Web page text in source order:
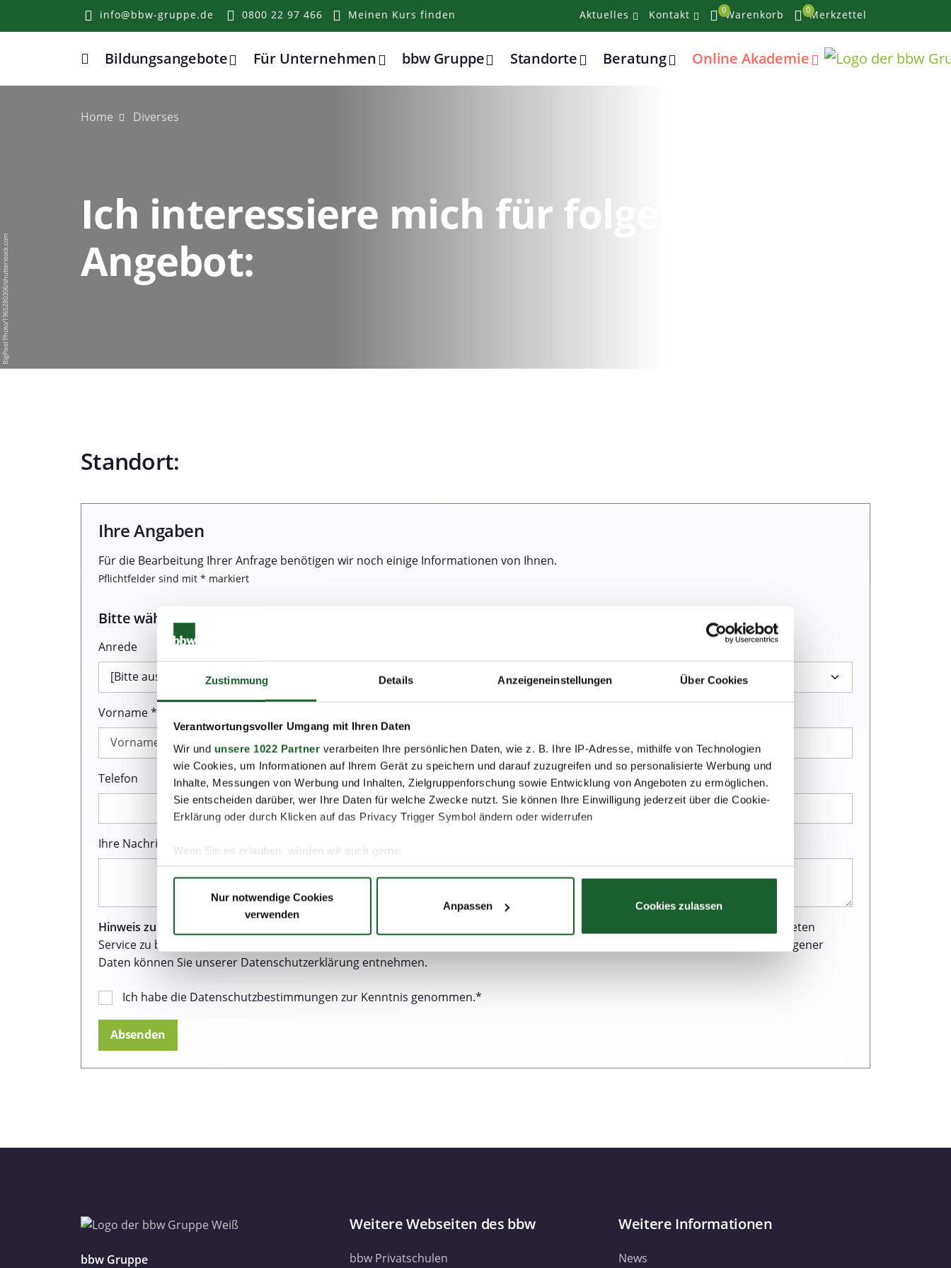
Zustimmung Details Anzeigeneinstellungen Über Cookies
Verantwortungsvoller Umgang mit Ihren Daten
Wir und unsere 1022 Partner verarbeiten Ihre persönlichen Daten, wie z. B. Ihre IP-Adresse, mithilfe von Technologien
wie Cookies, um Informationen auf Ihrem Gerät zu speichern und darauf zuzugreifen und so personalisierte Werbung und
Inhalte, Messungen von Werbung und Inhalten, Zielgruppenforschung sowie Entwicklung von Angeboten zu ermöglichen.
Sie entscheiden darüber, wer Ihre Daten für welche Zwecke nutzt. Sie können Ihre Einwilligung jederzeit über die Cookie-
Erklärung oder durch Klicken auf das Privacy Trigger Symbol ändern oder widerrufen
Wenn Sie es erlauben, würden wir auch gerne:
Informationen über Ihre geografische Lage erfassen, welche bis auf einige Meter genau sein können
Erfahren Sie mehr darüber, wie Ihre persönlichen Daten verarbeitet werden, und legen Sie Ihre Präferenzen imAbschnitt
Wir verwenden Cookies, um Inhalte und Anzeigen zu personalisieren, Funktionen für soziale Medien anbieten zu können
Website an unsere Partner für soziale Medien, Werbung und Analysen weiter. Unsere Partner führen diese Informationen
Nur notwendige Cookies
verwenden
Anpassen Cookies zulassen
info@bbw-gruppe.de 0800 22 97 466 Meinen Kurs finden Aktuelles Kontakt 0Warenkorb 0Merkzettel
Home
Bildungsangebote Für Unternehmen bbw Gruppe Standorte Beratung Online Akademie
Home Diverses
Ich interessiere mich für folgendes
Angebot:
BigPixel Photo/1965280306/shutterstock.com
Standort:
Ihre Angaben
Für die Bearbeitung Ihrer Anfrage benötigen wir noch einige Informationen von Ihnen.
Pflichtfelder sind mit * markiert
Bitte wählen Sie einen Termin:
Anrede
Vorname *
Telefon E-Mail *
Ihre Nachricht *
Hinweis zum Datenschutz:
Wir sind sehr darum bemüht, all unseren Kunden und Besuchern unserer Webseite einen ausgezeichneten
Service zu bieten. Dazu gehört auch der Schutz Ihrer Daten. Weitere Informationen zur Erhebung und Verarbeitung personenbezogener
Daten können Sie unserer Datenschutzerklärung entnehmen.
Ich habe die Datenschutzbestimmungen zur Kenntnis genommen.*
bbw Gruppe
Weitere Webseiten des bbw
bbw Privatschulen
Weitere Informationen
News